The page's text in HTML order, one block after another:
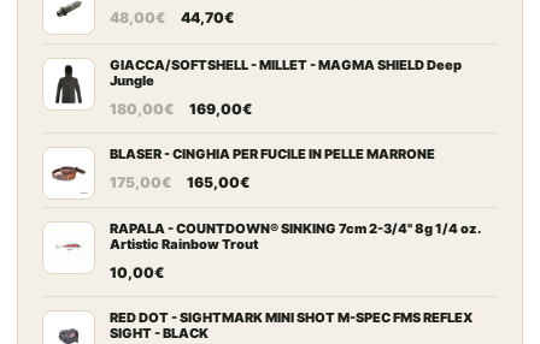
48,00€
Il
originale
48,00€.
44,70€Il
attuale
44,70€.
GIACCA/SOFTSHELL - MILLET - MAGMA SHIELD Deep
Jungle
180,00€
Il
originale
era:
169,00€Il
attuale
BLASER - CINGHIA PER FUCILE IN PELLE MARRONE
175,00€
Il
originale
era:
165,00€Il
attuale
è:
RAPALA - COUNTDOWN® SINKING 7cm 2-3/4" 8g 1/4 oz.
Artistic Rainbow Trout
10,00€
RED DOT - SIGHTMARK MINI SHOT M-SPEC FMS REFLEX
SIGHT - BLACK